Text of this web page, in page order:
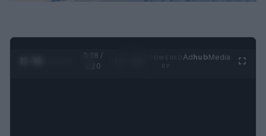
0:29 /
1:20
AdhubMedia